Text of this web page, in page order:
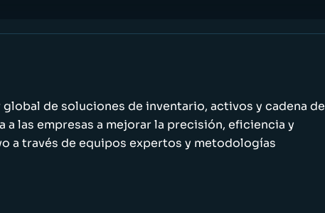
de soluciones de inventario, activos y cadena de
a las empresas a mejorar la precisión, eficiencia y
a través de equipos expertos y metodologías